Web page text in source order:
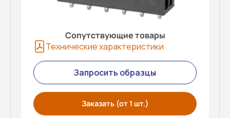
Сопутствующие товары
Технические характеристики
Запросить образцы
Заказать (от 1 шт.)